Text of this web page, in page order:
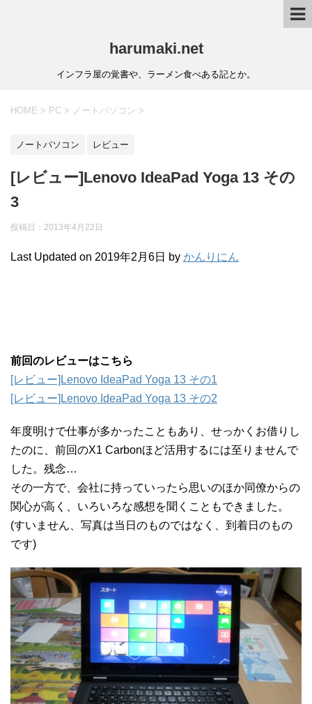
harumaki.net
インフラ屋の覚書や、ラーメン食べある記とか。
HOME > PC > ノートパソコン >
ノートパソコン レビュー
[レビュー]Lenovo IdeaPad Yoga 13 その
3
投稿日：2013年4月22日
Last Updated on 2019年2月6日 by かんりにん
前回のレビューはこちら
[レビュー]Lenovo IdeaPad Yoga 13 その1
[レビュー]Lenovo IdeaPad Yoga 13 その2
年度明けで仕事が多かったこともあり、せっかくお借りし
たのに、前回のX1 Carbonほど活用するには至りませんで
した。残念…
その一方で、会社に持っていったら思いのほか同僚からの
関心が高く、いろいろな感想を聞くこともできました。
(すいません、写真は当日のものではなく、到着日のもの
です)